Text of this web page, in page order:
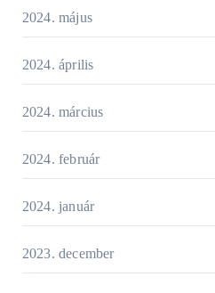
2024. május
2024. április
2024. március
2024. február
2024. január
2023. december